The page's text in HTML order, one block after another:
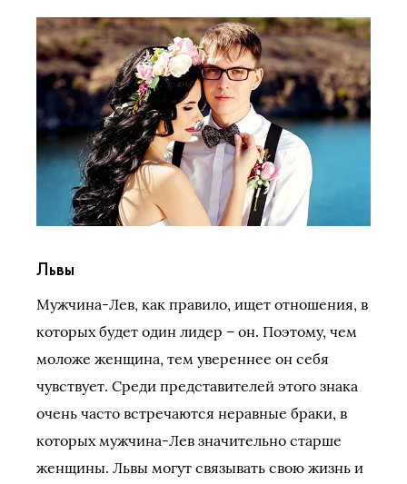
Львы
Мужчина-Лев, как правило, ищет отношения, в
которых будет один лидер – он. Поэтому, чем
моложе женщина, тем увереннее он себя
чувствует. Среди представителей этого знака
очень часто встречаются неравные браки, в
которых мужчина-Лев значительно старше
женщины. Львы могут связывать свою жизнь и